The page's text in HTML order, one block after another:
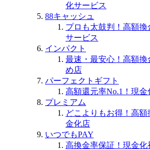
化サービス
88キャッシュ
プロも太鼓判！高額
サービス
インパクト
最速・最安心！高額
め店
パーフェクトギフト
高額還元率No.1！現
プレミアム
どこよりもお得！高
金化店
いつでもPAY
高換金率保証！現金